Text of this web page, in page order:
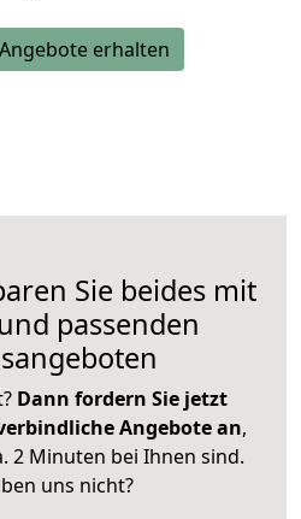
erhalten
Sie beides mit
passenden
Dann fordern Sie jetzt
Angebote an,
2 Minuten bei Ihnen sind.
uns nicht?